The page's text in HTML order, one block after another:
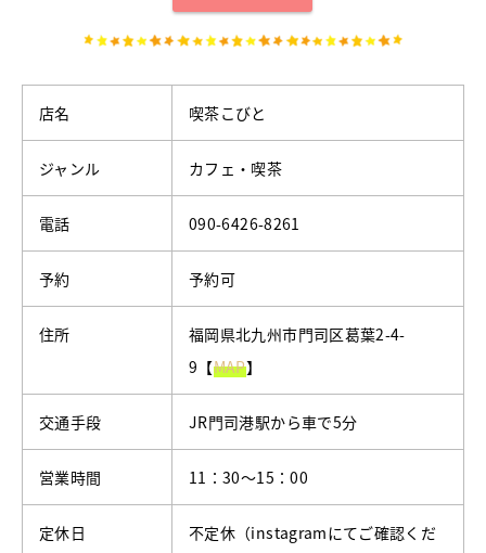
店名 喫茶こびと
ジャンル カフェ・喫茶
電話 090-6426-8261
予約 予約可
住所
福岡県北九州市門司区葛葉2-4-
9【MAP】
交通手段 JR門司港駅から車で5分
営業時間 11：30～15：00
定休日
不定休（instagramにてご確認くだ